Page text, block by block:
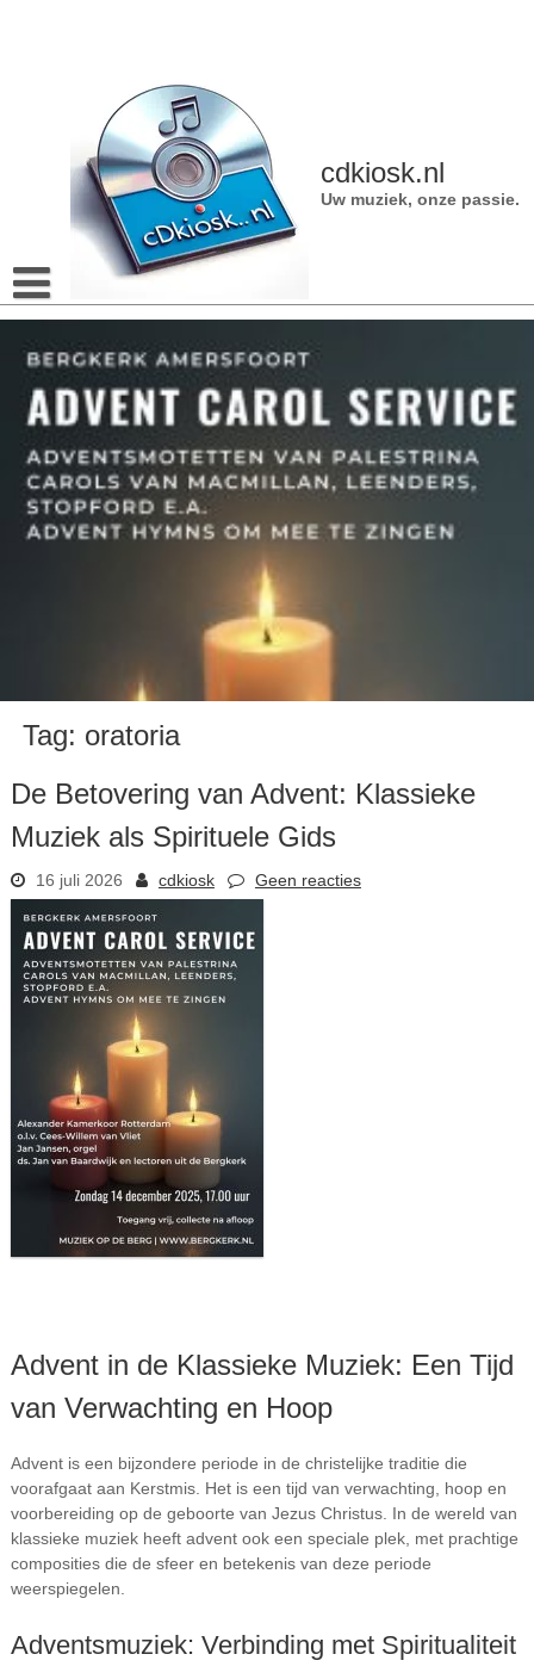
cdkiosk.nl
Uw muziek, onze passie.
Tag: oratoria
De Betovering van Advent: Klassieke
Muziek als Spirituele Gids
16 juli 2026 cdkiosk Geen reacties
Advent in de Klassieke Muziek: Een Tijd
van Verwachting en Hoop
Advent is een bijzondere periode in de christelijke traditie die
voorafgaat aan Kerstmis. Het is een tijd van verwachting, hoop en
voorbereiding op de geboorte van Jezus Christus. In de wereld van
klassieke muziek heeft advent ook een speciale plek, met prachtige
composities die de sfeer en betekenis van deze periode
weerspiegelen.
Adventsmuziek: Verbinding met Spiritualiteit